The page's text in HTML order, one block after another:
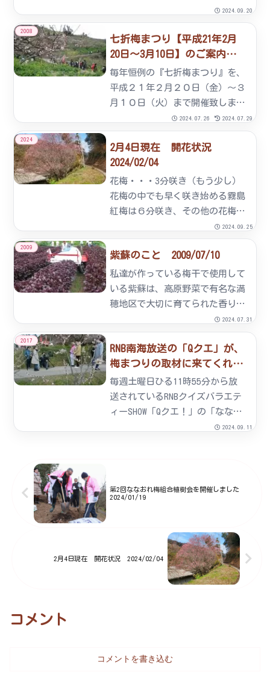
定数量に達しましたので残念なが
ら終了いたします。ご了承いただ
きますようお願いいたします。
2024.09.20
2008
七折梅まつり【平成21年2月
20日～3月10日】のご案内。
2008/12/20
毎年恒例の『七折梅まつり』を、
平成２１年２月２０日（金）～３
月１０日（火）まで開催致しま
す。 今年も各種楽しいイベント
を予定しております。－ イベン
トのご案内 －★もちまき（１
３：００～） 【開催日】
２月２１日（土） ・ ２月２２
日...
2024.07.26 2024.07.29
2024
2月4日現在 開花状況
2024/02/04
花梅・・・3分咲き（もう少し）
花梅の中でも早く咲き始める霧島
紅梅は６分咲き、その他の花梅も
つぼみが膨らみ、梅園がピンク色
に染まり始めました。七折小
梅・・・１分咲き（まだ先）県道
沿いの七折小梅が咲き始め３分咲
き、梅まつり会場辺りはチラホラ
咲い...
2024.09.25
2009
紫蘇のこと 2009/07/10
私達が作っている梅干で使用して
いる紫蘇は、高原野菜で有名な満
穂地区で大切に育てられた香り高
い紫蘇です。先日、契約農家の方
と一緒に紫蘇の刈り取りをしまし
た。梅雨明けの土用干しから漬け
込みへと準備を整えています。
2024.07.31
2017
RNB南海放送の「Qクエ」が、
梅まつりの取材に来てくれま
した。2017/02/27
毎週土曜日ひる11時55分から放
送されているRNBクイズバラエテ
ィーSHOW「Qクエ！」の「ななお
れ梅まつり」の収録がありまし
の梅焼きそば」「地元青年...
2024.09.11
第2回ななおれ梅組合植樹会を開催しました
2024/01/19
2月4日現在 開花状況 2024/02/04
コメント
コメントを書き込む